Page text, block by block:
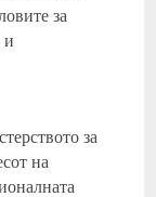
за
и
за
на